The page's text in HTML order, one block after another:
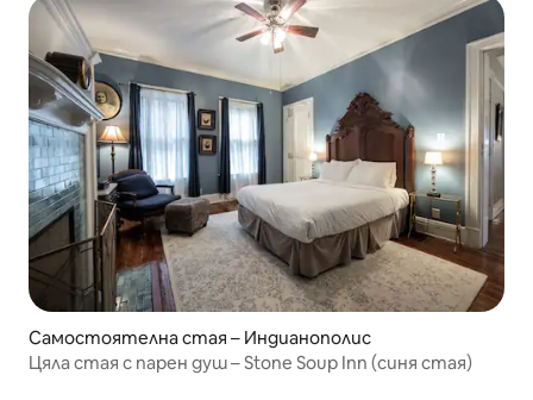
Самостоятелна стая – Индианополис
Цяла стая с парен душ – Stone Soup Inn (синя стая)